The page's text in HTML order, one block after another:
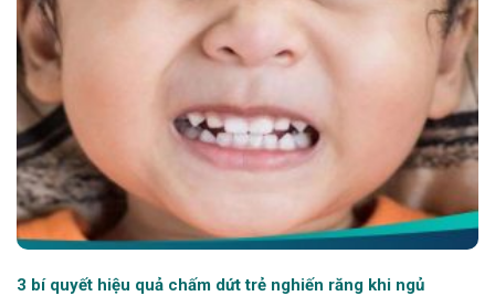
3 bí quyết hiệu quả chấm dứt trẻ nghiến răng khi ngủ